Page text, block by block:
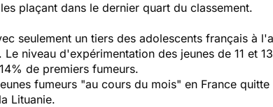
plaçant dans le dernier quart du classement.
seulement un tiers des adolescents français à
niveau d'expérimentation des jeunes de 11 et
de premiers fumeurs.
fumeurs "au cours du mois" en France quitte
Lituanie.